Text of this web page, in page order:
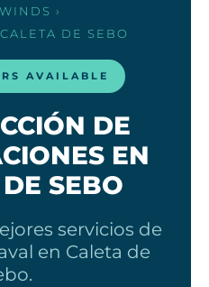
›
CALETA DE SEBO
AVAILABLE
DE
EN
SEBO
servicios de
en Caleta de